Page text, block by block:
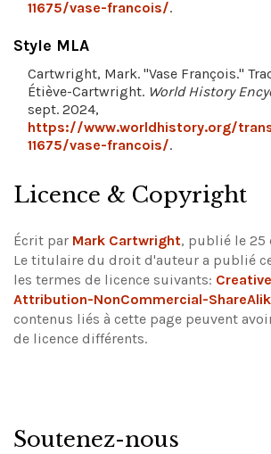
11675/vase-francois/.
Style MLA
Cartwright, Mark. "Vase François."
Étiève-Cartwright. World History
sept. 2024,
https://www.worldhistory.org/
11675/vase-francois/.
Licence & Copyright
Écrit par Mark Cartwright, publié le 25
Le titulaire du droit d'auteur a publié
les termes de licence suivants:
Attribution-NonCommercial-
contenus liés à cette page peuvent
de licence différents.
Soutenez-nous